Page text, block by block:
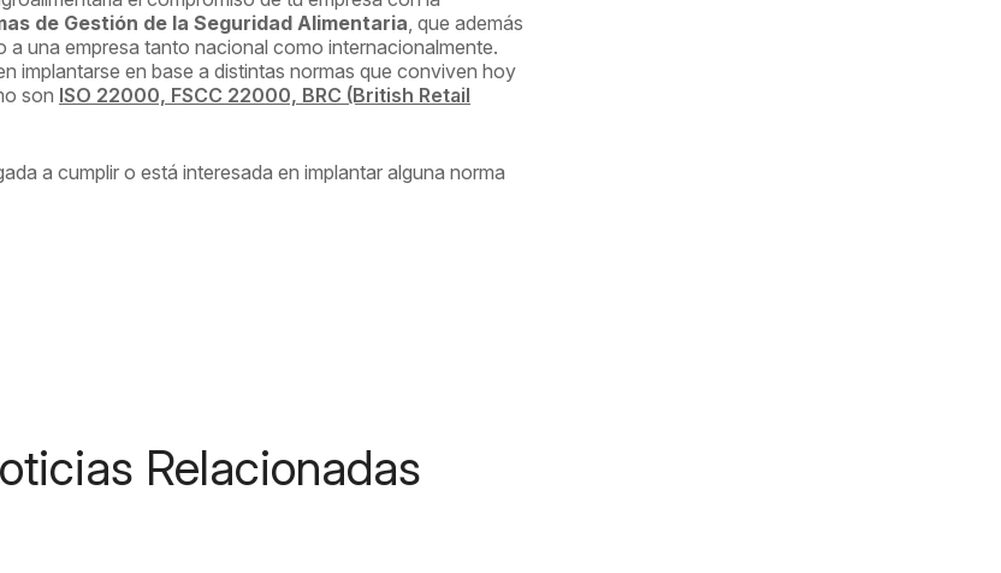
de Gestión de la Seguridad Alimentaria, que además
una empresa tanto nacional como internacionalmente.
implantarse en base a distintas normas que conviven hoy
son ISO 22000, FSCC 22000, BRC (British Retail
a cumplir o está interesada en implantar alguna norma
Relacionadas